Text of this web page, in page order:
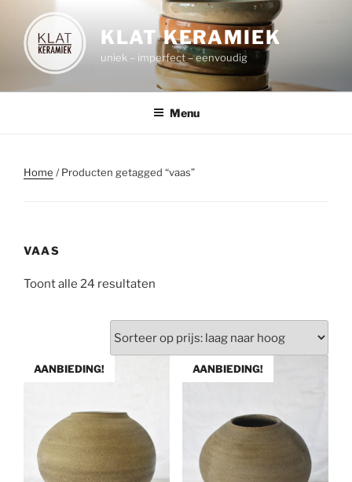
inhoud
KLAT KERAMIEK
uniek – imperfect – eenvoudig
Menu
Home / Producten getagged “vaas”
VAAS
Toont alle 24 resultaten
AANBIEDING! AANBIEDING!